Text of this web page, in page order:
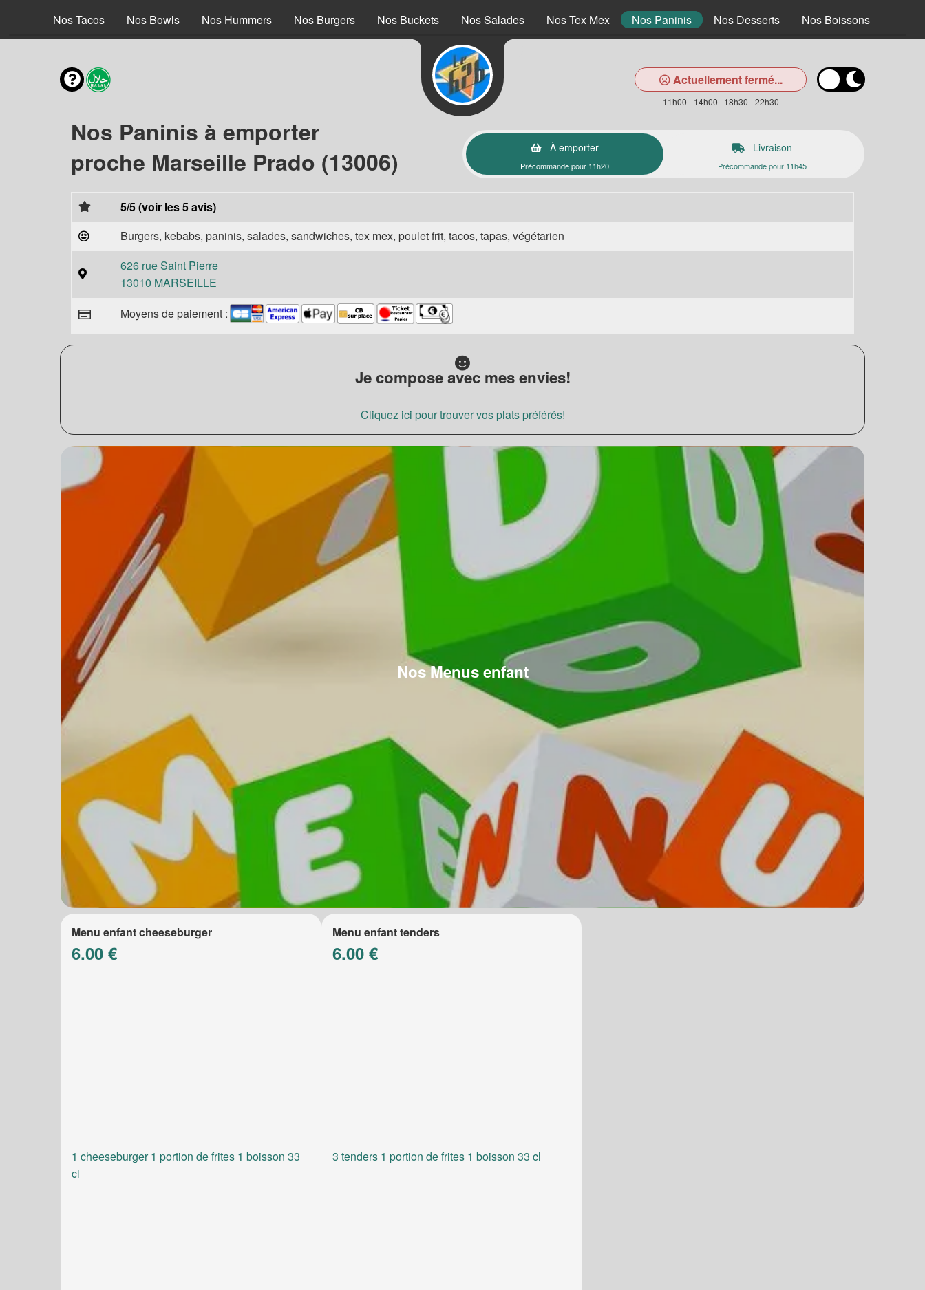
Nos Tacos Nos Bowls Nos Hummers Nos Burgers Nos Buckets Nos Salades Nos Tex Mex Nos Paninis Nos Desserts Nos Boissons
Actuellement fermé...
11h00 - 14h00 | 18h30 - 22h30
Nos Paninis à emporter
proche Marseille Prado (13006)
À emporter
Précommande pour 11h20
Livraison
Précommande pour 11h45
5/5 (voir les 5 avis)
Burgers, kebabs, paninis, salades, sandwiches, tex mex, poulet frit, tacos, tapas, végétarien
626 rue Saint Pierre
13010 MARSEILLE
Moyens de paiement :
Je compose avec mes envies!
Cliquez ici pour trouver vos plats préférés!
Nos Menus enfant
Menu enfant cheeseburger
6.00 €
1 cheeseburger 1 portion de frites 1 boisson 33
cl
Menu enfant tenders
6.00 €
3 tenders 1 portion de frites 1 boisson 33 cl